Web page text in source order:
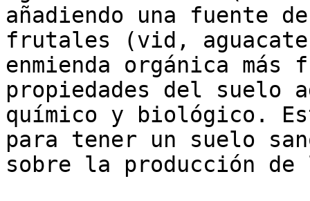
añadiendo una fuente
frutales (vid,
enmienda orgánica
propiedades del
químico y biológico.
para tener un suelo
sobre la producción